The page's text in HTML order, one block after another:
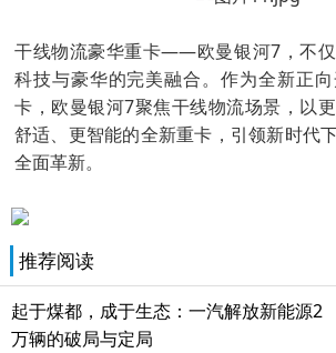
干线物流豪华重卡——欧曼银河7，不
科技与豪华的完美融合。作为全新正
卡，欧曼银河7聚焦干线物流场景，以
舒适、更智能的全新重卡，引领新时代
全面革新。
推荐阅读
起于煤都，成于生态：一汽解放新能源2
万辆的破局与定局